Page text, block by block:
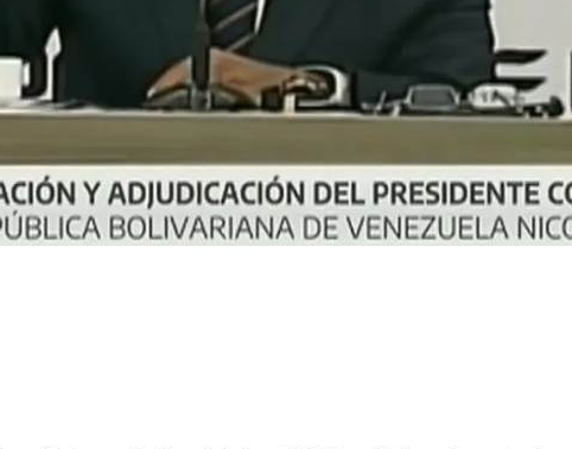
afirma
tras presunta
EE. UU.